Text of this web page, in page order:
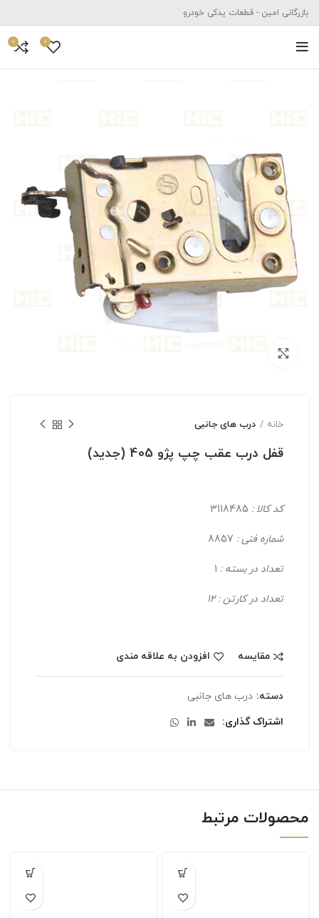
بازرگانی امین - قطعات یدکی خودرو
0
0
خانه درب های جانبی
قفل درب عقب چپ پژو 405 (جدید)
کد کالا :
شماره فنی :
تعداد در بسته :
تعداد در کارتن : 12
مقایسه افزودن به علاقه مندی
دسته: درب های جانبی
اشتراک گذاری
محصولات مرتبط